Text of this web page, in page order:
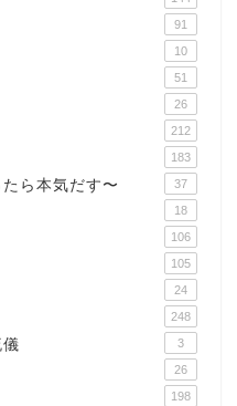
91
10
51
26
212
183
ら本気だす〜 37
18
106
105
24
248
3
26
198